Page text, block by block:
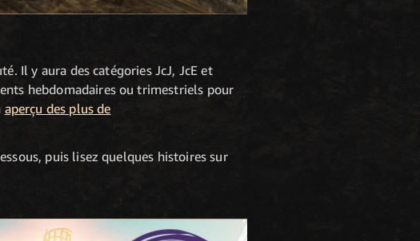
Il y aura des catégories JcJ, JcE et
hebdomadaires ou trimestriels pour
aperçu des plus de
puis lisez quelques histoires sur